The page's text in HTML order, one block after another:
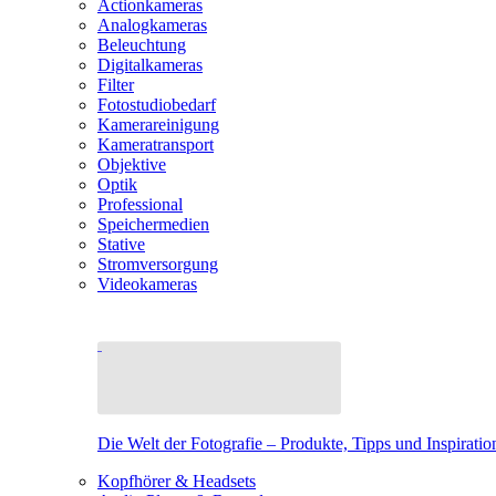
Actionkameras
Analogkameras
Beleuchtung
Digitalkameras
Filter
Fotostudiobedarf
Kamerareinigung
Kameratransport
Objektive
Optik
Professional
Speichermedien
Stative
Stromversorgung
Videokameras
Die Welt der Fotografie – Produkte, Tipps und
Kopfhörer & Headsets